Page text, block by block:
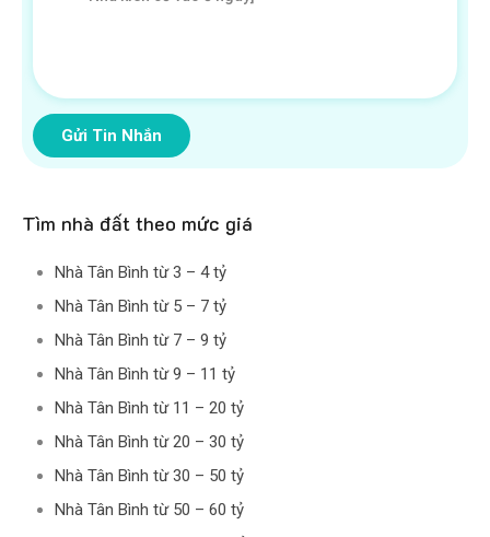
Gửi Tin Nhắn
Tìm nhà đất theo mức giá
Nhà Tân Bình từ 3 – 4 tỷ
Nhà Tân Bình từ 5 – 7 tỷ
Nhà Tân Bình từ 7 – 9 tỷ
Nhà Tân Bình từ 9 – 11 tỷ
Nhà Tân Bình từ 11 – 20 tỷ
Nhà Tân Bình từ 20 – 30 tỷ
Nhà Tân Bình từ 30 – 50 tỷ
Nhà Tân Bình từ 50 – 60 tỷ